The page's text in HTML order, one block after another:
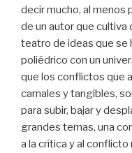
decir mucho, al menos
de un autor que
teatro de ideas que se
poliédrico con un
que los conflictos que
carnales y tangibles,
para subir, bajar y
grandes temas, una
a la crítica y al conflicto